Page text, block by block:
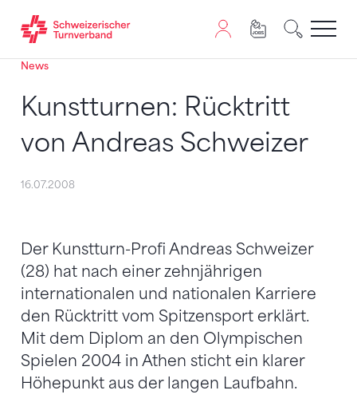
Zum Inhalt springen
Zur Sitemap navigieren
Zum Navigieren dieser Seite wird JavaScript benötigt.
News
Kunstturnen: Rücktritt
von Andreas Schweizer
16.07.2008
Der Kunstturn-Profi Andreas Schweizer
(28) hat nach einer zehnjährigen
internationalen und nationalen Karriere
den Rücktritt vom Spitzensport erklärt.
Mit dem Diplom an den Olympischen
Spielen 2004 in Athen sticht ein klarer
Höhepunkt aus der langen Laufbahn.